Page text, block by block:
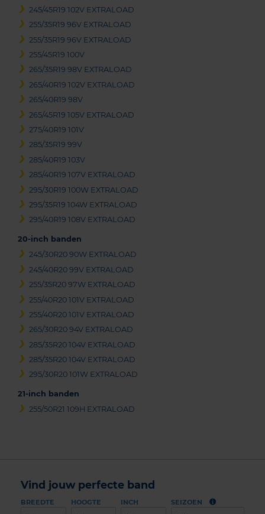
245/45R19 102V EXTRALOAD
255/35R19 96V EXTRALOAD
255/35R19 96V EXTRALOAD
255/45R19 100V
265/35R19 98V EXTRALOAD
265/40R19 102V EXTRALOAD
265/40R19 98V
265/45R19 105V EXTRALOAD
275/40R19 101V
285/35R19 99V
285/40R19 103V
285/40R19 107V EXTRALOAD
295/30R19 100W EXTRALOAD
295/35R19 104W EXTRALOAD
295/40R19 108V EXTRALOAD
20-inch banden
245/30R20 90W EXTRALOAD
245/40R20 99V EXTRALOAD
255/35R20 97W EXTRALOAD
255/40R20 101V EXTRALOAD
255/40R20 101V EXTRALOAD
265/30R20 94V EXTRALOAD
285/35R20 104V EXTRALOAD
285/35R20 104V EXTRALOAD
295/30R20 101W EXTRALOAD
21-inch banden
255/50R21 109H EXTRALOAD
Vind jouw perfecte band
BREEDTE HOOGTE INCH SEIZOEN